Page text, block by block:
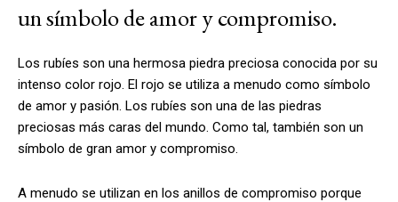
un símbolo de amor y compromiso.
Los rubíes son una hermosa piedra preciosa conocida por su
intenso color rojo. El rojo se utiliza a menudo como símbolo
de amor y pasión. Los rubíes son una de las piedras
preciosas más caras del mundo. Como tal, también son un
símbolo de gran amor y compromiso.
A menudo se utilizan en los anillos de compromiso porque